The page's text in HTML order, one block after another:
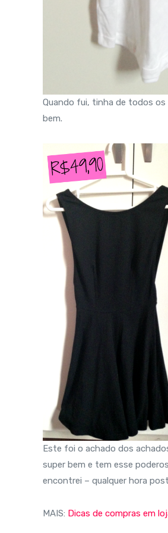
Quando fui, tinha de todos os
bem.
Este foi o achado dos
super bem e tem esse
encontrei – qualquer hora
MAIS: Dicas de compras em